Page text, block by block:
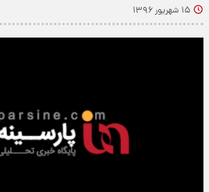
۱۵ شهریور ۱۳۹۶